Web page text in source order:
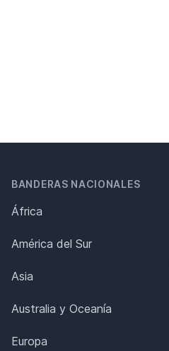
BANDERAS NACIONALES
África
América del Sur
Asia
Australia y Oceanía
Europa